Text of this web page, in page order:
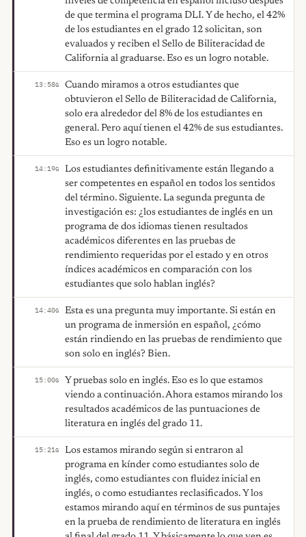
de que termina el programa DLI. Y de hecho, el 42%
de los estudiantes en el grado 12 solicitan, son
evaluados y reciben el Sello de Biliteracidad de
California al graduarse. Eso es un logro notable.
13:58G
Cuando miramos a otros estudiantes que
obtuvieron el Sello de Biliteracidad de California,
solo era alrededor del 8% de los estudiantes en
general. Pero aquí tienen el 42% de sus estudiantes.
Eso es un logro notable.
14:19G
Los estudiantes definitivamente están llegando a
ser competentes en español en todos los sentidos
del término. Siguiente. La segunda pregunta de
investigación es: ¿los estudiantes de inglés en un
programa de dos idiomas tienen resultados
académicos diferentes en las pruebas de
rendimiento requeridas por el estado y en otros
índices académicos en comparación con los
estudiantes que solo hablan inglés?
14:40G
Esta es una pregunta muy importante. Si están en
un programa de inmersión en español, ¿cómo
están rindiendo en las pruebas de rendimiento que
son solo en inglés? Bien.
15:00G
Y pruebas solo en inglés. Eso es lo que estamos
viendo a continuación. Ahora estamos mirando los
resultados académicos de las puntuaciones de
literatura en inglés del grado 11.
15:21G
Los estamos mirando según si entraron al
programa en kínder como estudiantes solo de
inglés, como estudiantes con fluidez inicial en
inglés, o como estudiantes reclasificados. Y los
estamos mirando aquí en términos de sus puntajes
en la prueba de rendimiento de literatura en inglés